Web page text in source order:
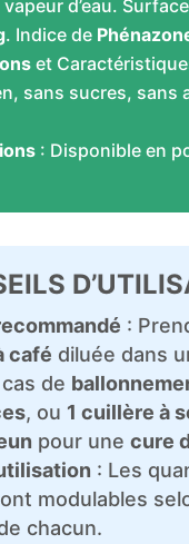
d’eau.
. Indice de
et
sans sucres, sans
: Disponible en
:
café diluée dans
cas de
, ou 1 cuillère à
pour unecure
: Les
modulables
chacun.